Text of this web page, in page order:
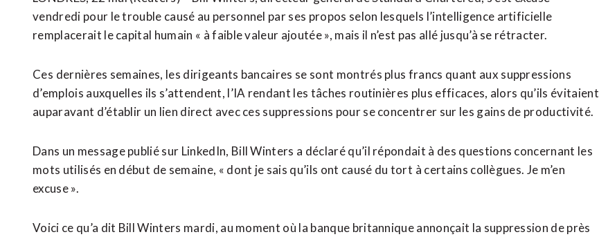
vendredi pour le trouble causé au personnel par ses propos selon lesquels l’intelligence artificielle
remplacerait le capital humain « à faible valeur ​ajoutée », ‌mais il n’est pas allé jusqu’à ​se rétracter.
Ces ⁠dernières semaines, les dirigeants bancaires se sont montrés ‌plus francs ‌quant aux suppressions
d’emplois auxquelles ils s’attendent, l’IA rendant les tâches routinières plus efficaces, alors qu’ils évitaient
auparavant d’établir ​un lien direct avec ces suppressions pour se concentrer sur les gains de productivité.
Dans un message publié sur LinkedIn, Bill Winters a déclaré qu’il répondait à des questions concernant les
mots utilisés en début ⁠de semaine, « dont je sais qu’ils ont causé du tort ⁠à certains collègues. Je m’en
excuse ».
Voici ce qu’a dit Bill Winters mardi, au moment où la banque britannique annonçait la suppression de près